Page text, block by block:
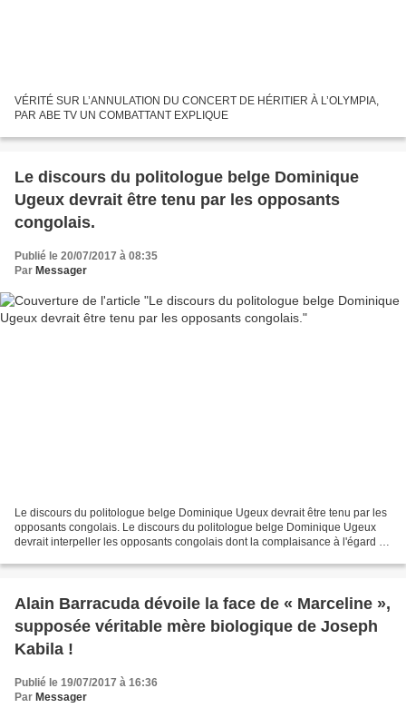
VÉRITÉ SUR L’ANNULATION DU CONCERT DE HÉRITIER À L’OLYMPIA,
PAR ABE TV UN COMBATTANT EXPLIQUE
Le discours du politologue belge Dominique
Ugeux devrait être tenu par les opposants
congolais.
Publié le 20/07/2017 à 08:35
Par Messager
Le discours du politologue belge Dominique Ugeux devrait être tenu par les
opposants congolais. Le discours du politologue belge Dominique Ugeux
devrait interpeller les opposants congolais dont la complaisance à l'égard de
Alain Barracuda dévoile la face de « Marceline »,
supposée véritable mère biologique de Joseph
Kabila !
Publié le 19/07/2017 à 16:36
Par Messager